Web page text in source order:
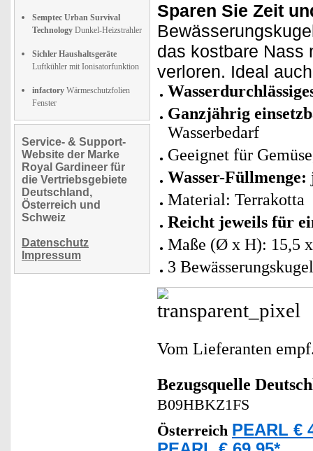
Semptec Urban Survival
Technology Dunkel-Heizstrahler
Sichler Haushaltsgeräte
Luftkühler mit Ionisatorfunktion
infactory Wärmeschutzfolien
Fenster
Service- & Support-
Website der Marke
Royal Gardineer für
die Vertriebsgebiete
Deutschland,
Österreich und
Schweiz
Datenschutz
Impressum
Sparen Sie Zeit
das kostbare Nass
verloren. Ideal
Ganzjährig
Wasserbedarf
Geeignet für
Wasser-Füllmenge:
Material: Terrakotta
Reicht jeweils für
Maße (Ø x H): 15,5
3
Vom Lieferanten
Bezugsquelle
B09HBKZ1FS
Österreich PEARL €